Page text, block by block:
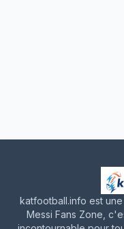
katfootball.info est
Messi Fans Zone,